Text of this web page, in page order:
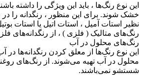
این نوع رنگ‌ها ، باید این ویژگی را داشته
خشک شوند. برای این منظور ، رنگدانه را در
نظیر استات آمیل ، استات اتیل یا استات
رنگ‌های متالیک ( فلزی ) ، از رنگدانه‌های
رنگ‌های محلول در آب
این نوع رنگ‌ها از معلق کردن رنگدانه‌ها
محلول در آب تهیه می‌شوند. از رنگ‌های
شستشو نمی‌باشند.